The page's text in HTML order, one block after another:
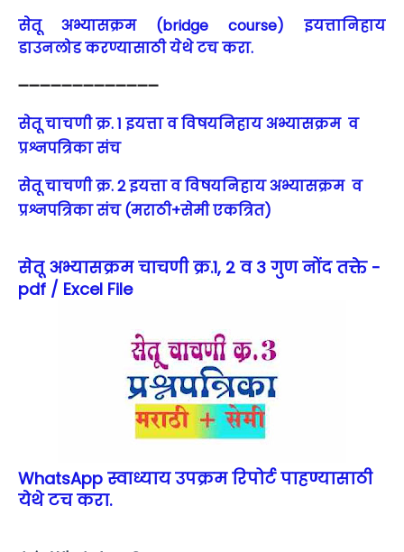
सेतू अभ्यासक्रम (bridge course) इयत्तानिहाय
डाउनलोड करण्यासाठी येथे टच करा.
➖➖➖➖➖➖➖➖➖➖➖➖➖
सेतू चाचणी क्र. 1 इयत्ता व विषयनिहाय अभ्यासक्रम व
प्रश्नपत्रिका संच
सेतू चाचणी क्र. 2 इयत्ता व विषयनिहाय अभ्यासक्रम व
प्रश्नपत्रिका संच (मराठी+सेमी एकत्रित)
सेतू अभ्यासक्रम चाचणी क्र.1, 2 व 3 गुण नोंद तक्ते -
pdf / Excel File
WhatsApp स्वाध्याय उपक्रम रिपोर्ट पाहण्यासाठी
येथे टच करा.